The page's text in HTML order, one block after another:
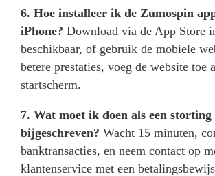
6. Hoe installeer ik de Zumospin
iPhone? Download via de App Store
beschikbaar, of gebruik de mobiele
betere prestaties, voeg de website toe
startscherm.
7. Wat moet ik doen als een
bijgeschreven? Wacht 15 minuten,
banktransacties, en neem contact op
klantenservice met een